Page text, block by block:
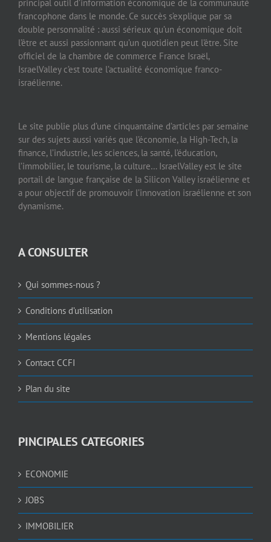
principal outil d’information économique de la communauté
francophone dans le monde. Ce succès s’explique par sa
double personnalité : aussi sérieux qu’un économique doit
l’être et aussi passionnant qu’un quotidien peut l’être. Site
officiel de la chambre de commerce France Israël,
IsraelValley c’est toute l’actualité économique franco-
israélienne.
Le site publie plus d’une cinquantaine d’articles par semaine
sur des sujets aussi variés que l’économie, la High-Tech, la
finance, l’industrie, les sciences, la santé, l’éducation,
l’immobilier, le tourisme, la culture… IsraelValley est le site
portail de langue française de la Silicon Valley israélienne et
a pour objectif de promouvoir l’innovation israélienne et son
dynamisme.
A CONSULTER
Qui sommes-nous ?
Conditions d’utilisation
Mentions légales
Contact CCFI
Plan du site
PINCIPALES CATEGORIES
ECONOMIE
JOBS
IMMOBILIER